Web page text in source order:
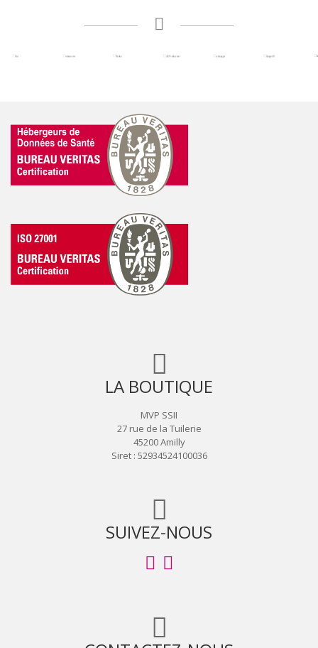
LA BOUTIQUE
MVP SSII
27 rue de la Tuilerie
45200 Amilly
Siret : 52934524100036
SUIVEZ-NOUS